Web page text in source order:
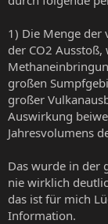
1) Die Menge der
der CO2
großen
großer
Auswirkung
Jahresvolumens
Das wurde in der
nie wirklich
das ist für mich
Information.